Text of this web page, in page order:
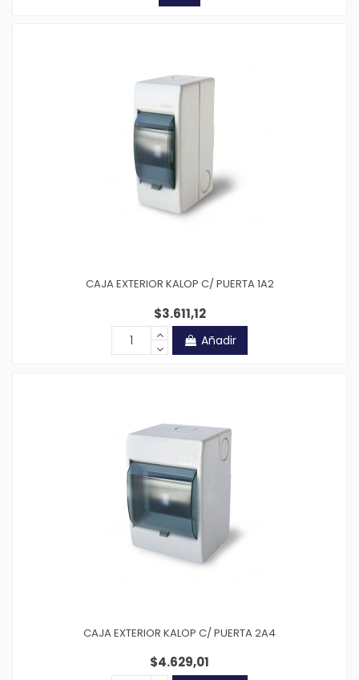
CAJA EXTERIOR KALOP C/ PUERTA 1A2
$3.611,12
Añadir
CAJA EXTERIOR KALOP C/ PUERTA 2A4
$4.629,01